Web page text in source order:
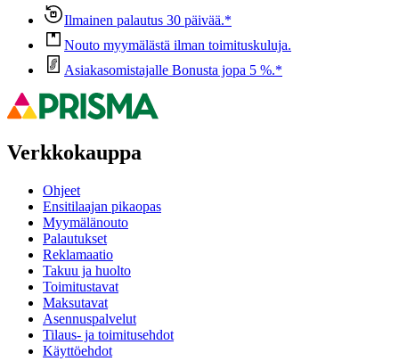
Ilmainen palautus 30 päivää.*
Nouto myymälästä ilman toimituskuluja.
Asiakasomistajalle Bonusta jopa 5 %.*
Verkkokauppa
Ohjeet
Ensitilaajan pikaopas
Myymälänouto
Palautukset
Reklamaatio
Takuu ja huolto
Toimitustavat
Maksutavat
Asennuspalvelut
Tilaus- ja toimitusehdot
Käyttöehdot